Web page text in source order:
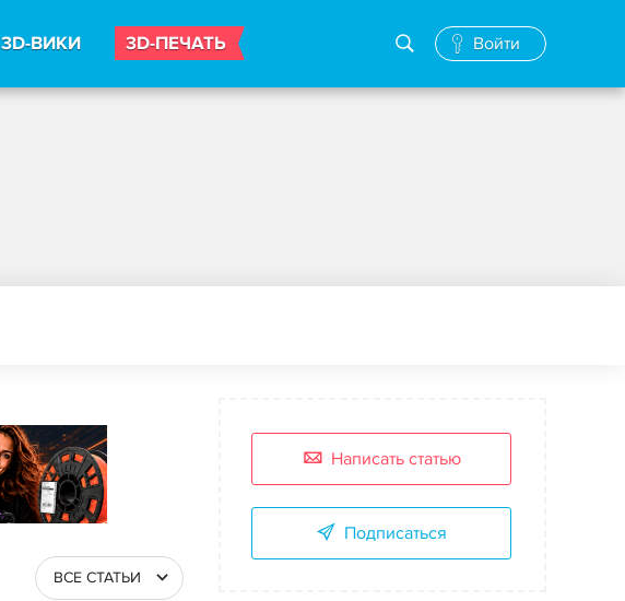
3D-ВИКИ 3D-ПЕЧАТЬ Войти
ВСЕ СТАТЬИ
Написать статью
Подписаться